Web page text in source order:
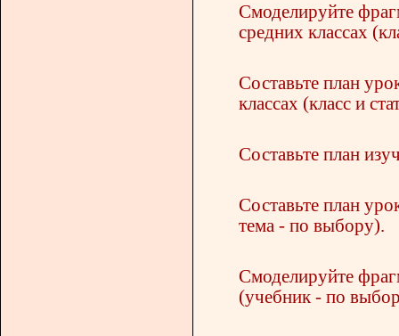
Смоделируйте
средних классах
Составьте план
классах (класс и
Составьте план
Составьте план
тема - по выбору).
Смоделируйте
(учебник - по